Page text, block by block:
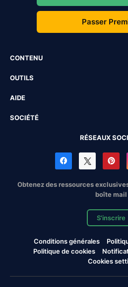
Passer
CONTENU
OUTILS
AIDE
SOCIÉTÉ
RÉSEAUX
Obtenez des ressources
boîte mail
S'inscrire
Conditions générales
Politique de cookies
Cookies